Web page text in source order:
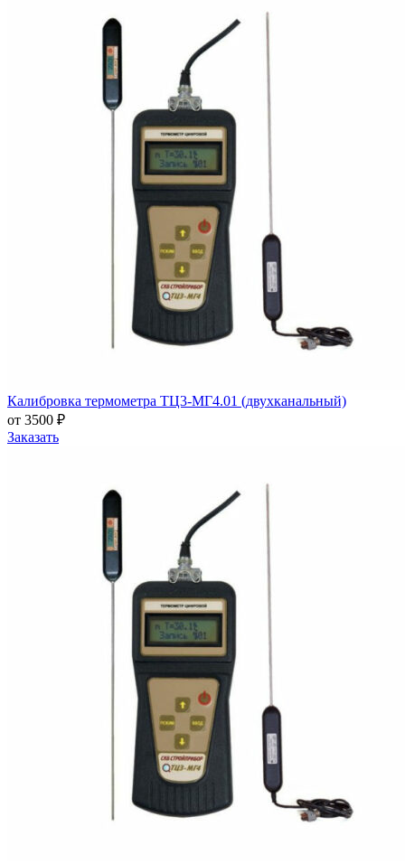
Калибровка термометра ТЦ3-МГ4.01 (двухканальный)
от 3500 ₽
Заказать